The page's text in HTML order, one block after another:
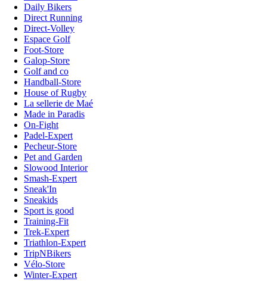
Daily Bikers
Direct Running
Direct-Volley
Espace Golf
Foot-Store
Galop-Store
Golf and co
Handball-Store
House of Rugby
La sellerie de Maé
Made in Paradis
On-Fight
Padel-Expert
Pecheur-Store
Pet and Garden
Slowood Interior
Smash-Expert
Sneak'In
Sneakids
Sport is good
Training-Fit
Trek-Expert
Triathlon-Expert
TripNBikers
Vélo-Store
Winter-Expert